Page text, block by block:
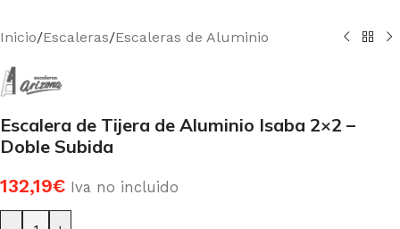
Inicio/Escaleras/Escaleras de Aluminio
Escalera de Tijera de Aluminio Isaba 2×2 –
Doble Subida
132,19€ Iva no incluido